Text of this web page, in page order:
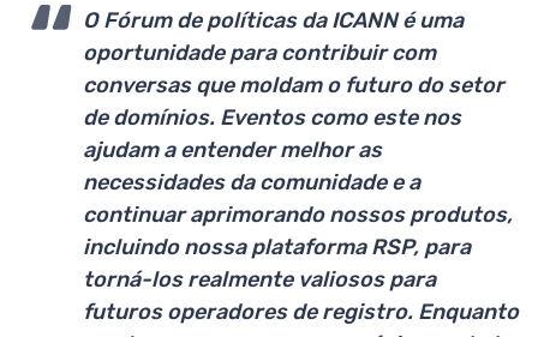
O Fórum de políticas da ICANN é uma
oportunidade para contribuir com
conversas que moldam o futuro do setor
de domínios. Eventos como este nos
ajudam a entender melhor as
necessidades da comunidade e a
continuar aprimorando nossos produtos,
incluindo nossa plataforma RSP, para
torná-los realmente valiosos para
futuros operadores de registro. Enquanto